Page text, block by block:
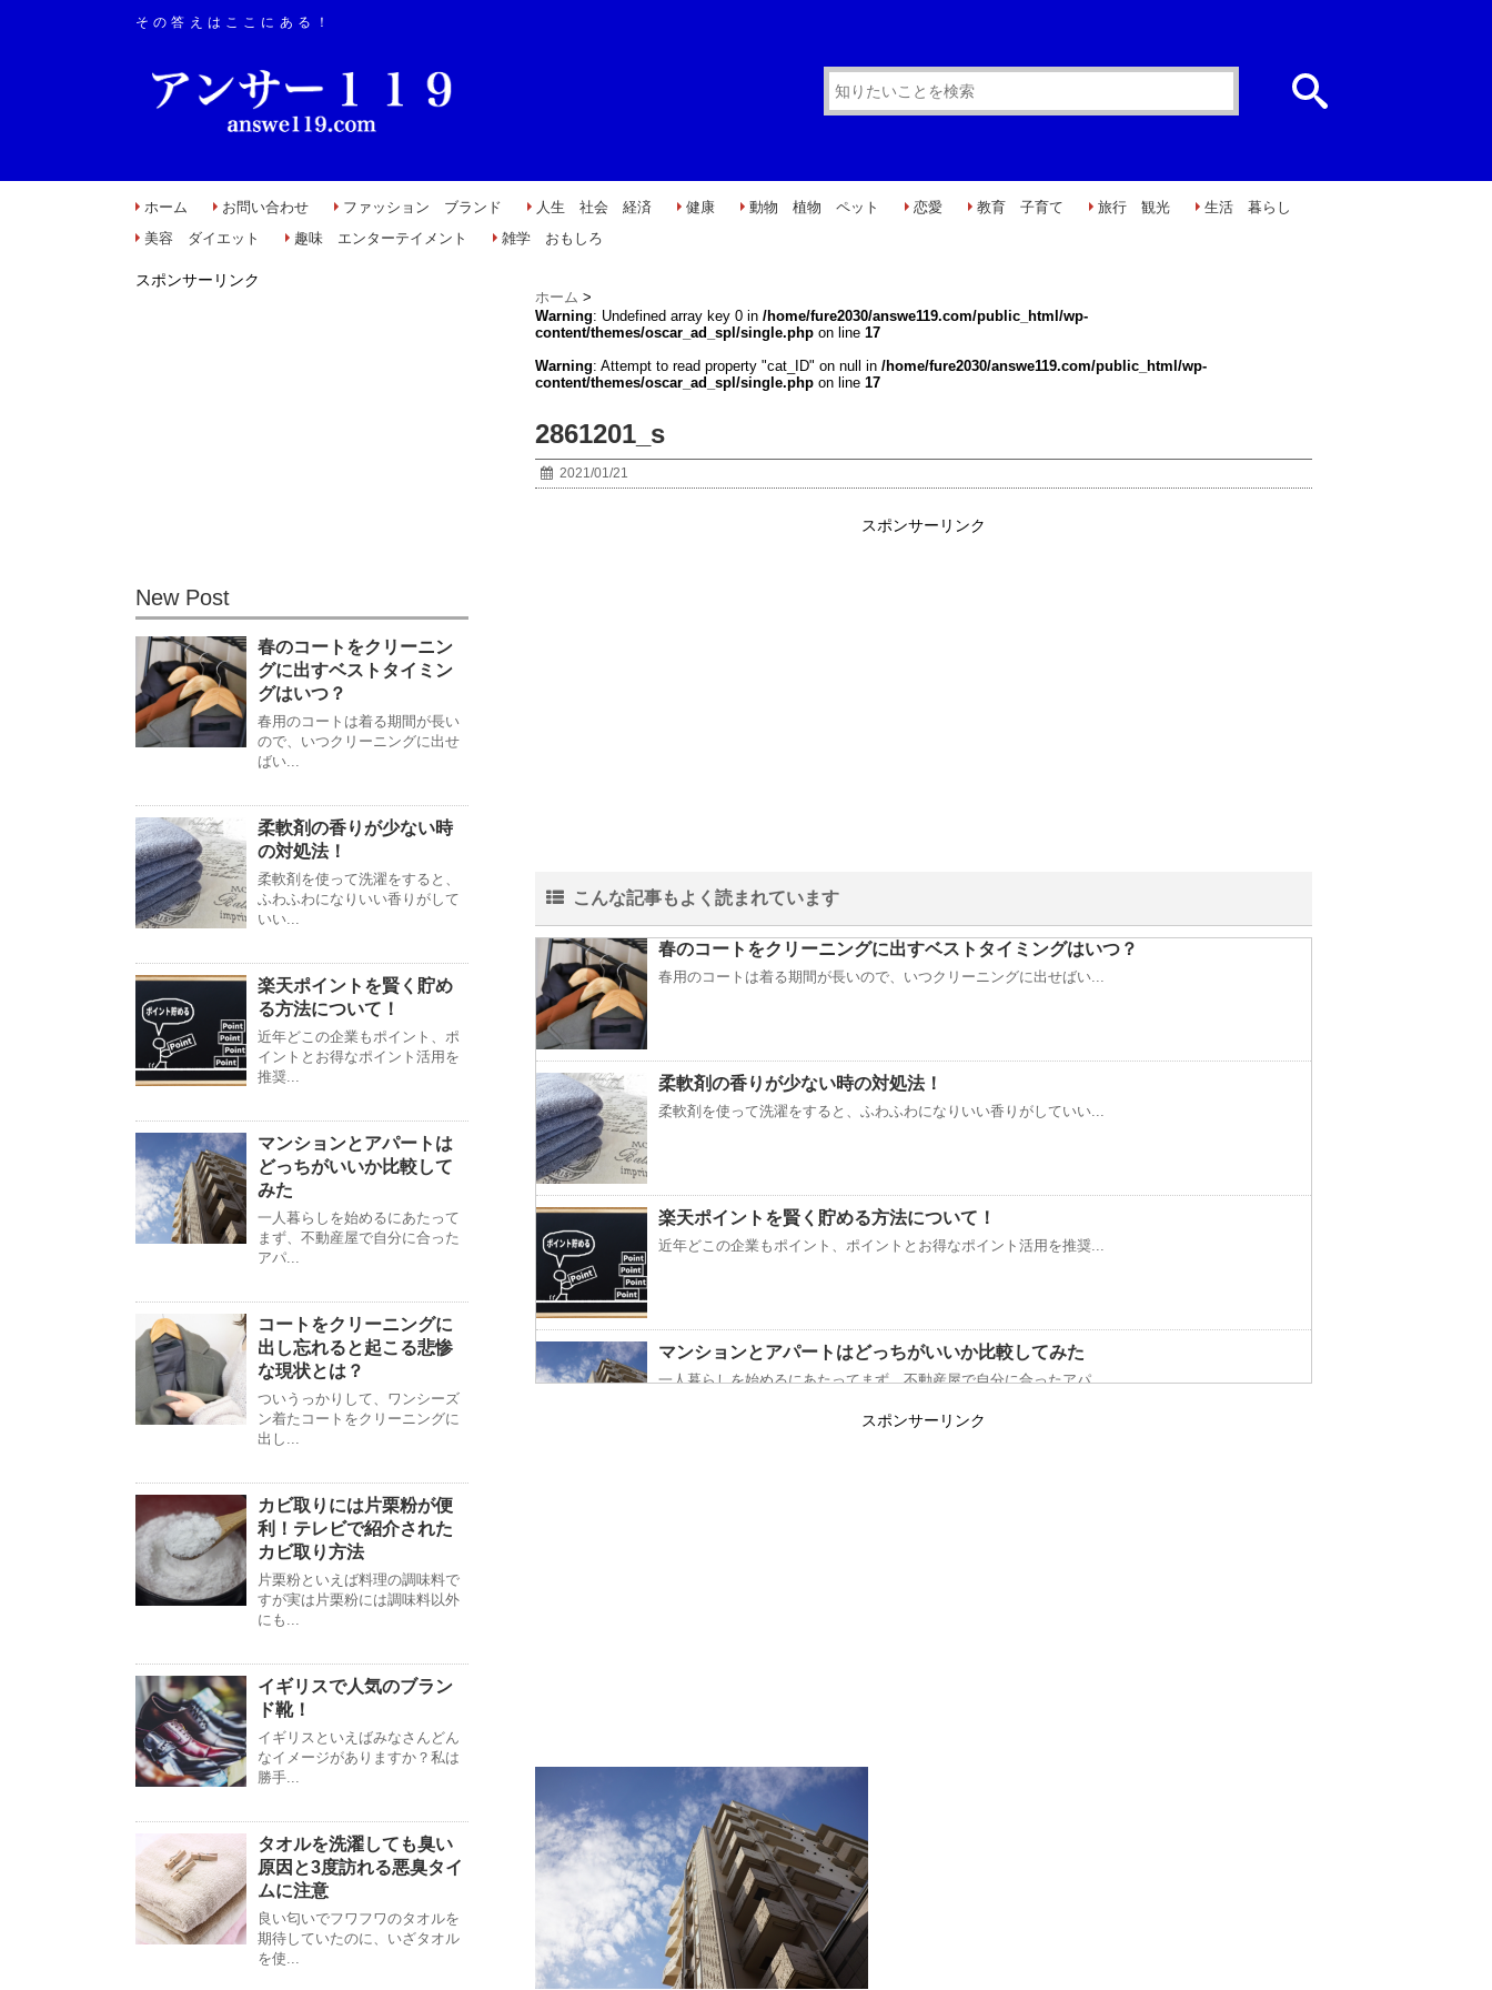
その答えはここにある！
ホーム お問い合わせ ファッション ブランド 人生 社会 経済 健康 動物 植物 ペット 恋愛 教育 子育て 旅行 観光
生活 暮らし
美容 ダイエット
趣味 エンターテイメント 雑学 おもしろ
ホーム >
Warning: Undefined array key 0 in /home/fure2030/answe119.com/public_html/wp-
content/themes/oscar_ad_spl/single.php on line 17
Warning: Attempt to read property "cat_ID" on null in /home/fure2030/answe119.com/public_html/wp-
content/themes/oscar_ad_spl/single.php on line 17
2861201_s
2021/01/21
スポンサーリンク
こんな記事もよく読まれています
春のコートをクリーニングに出すベストタイミングはいつ？
春用のコートは着る期間が長いので、いつクリーニングに出せばい...
柔軟剤の香りが少ない時の対処法！
柔軟剤を使って洗濯をすると、ふわふわになりいい香りがしていい...
楽天ポイントを賢く貯める方法について！
近年どこの企業もポイント、ポイントとお得なポイント活用を推奨...
マンションとアパートはどっちがいいか比較してみた
一人暮らしを始めるにあたってまず、不動産屋で自分に合ったアパ...
イギリスといえばみなさんどんなイメージがありますか？私は勝手...
タオルを洗濯しても臭い原因と3度訪れる悪臭タイムに注意
良い匂いでフワフワのタオルを期待していたのに、いざタオルを使...
スポンサーリンク
スポンサーリンク
New Post
春のコートをクリーニン
グに出すベストタイミン
グはいつ？
春用のコートは着る期間が長い
ので、いつクリーニングに出せ
ばい...
柔軟剤の香りが少ない時
の対処法！
柔軟剤を使って洗濯をすると、
ふわふわになりいい香りがして
いい...
楽天ポイントを賢く貯め
る方法について！
近年どこの企業もポイント、ポ
イントとお得なポイント活用を
推奨...
マンションとアパートは
どっちがいいか比較して
みた
一人暮らしを始めるにあたって
まず、不動産屋で自分に合った
アパ...
コートをクリーニングに
出し忘れると起こる悲惨
な現状とは？
ついうっかりして、ワンシーズ
ン着たコートをクリーニングに
出し...
カビ取りには片栗粉が便
利！テレビで紹介された
カビ取り方法
片栗粉といえば料理の調味料で
すが実は片栗粉には調味料以外
にも...
イギリスで人気のブラン
ド靴！
イギリスといえばみなさんどん
なイメージがありますか？私は
勝手...
タオルを洗濯しても臭い
原因と3度訪れる悪臭タイ
ムに注意
良い匂いでフワフワのタオルを
期待していたのに、いざタオル
を使...